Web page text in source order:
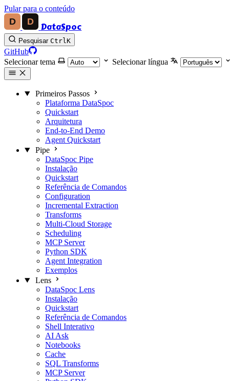
Pular para o conteúdo
DataSpoc
Pesquisar CtrlK
GitHub
Selecionar tema
Selecionar língua
Primeiros Passos
Plataforma DataSpoc
Quickstart
Arquitetura
End-to-End Demo
Agent Quickstart
Pipe
DataSpoc Pipe
Instalação
Quickstart
Referência de Comandos
Configuration
Incremental Extraction
Transforms
Multi-Cloud Storage
Scheduling
MCP Server
Python SDK
Agent Integration
Exemplos
Lens
DataSpoc Lens
Instalação
Quickstart
Referência de Comandos
Shell Interativo
AI Ask
Notebooks
Cache
SQL Transforms
MCP Server